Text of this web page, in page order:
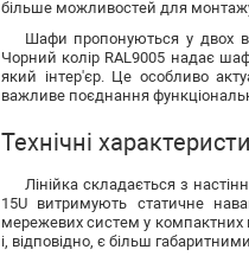
більше можливостей для
Шафи пропонуються у двох
Чорний колір RAL9005 надає
який інтер'єр. Це особливо
важливе поєднання
Технічні
Лінійка складається з
15U витримують статичне
мережевих систем у компактних
і, відповідно, є більш габаритними.